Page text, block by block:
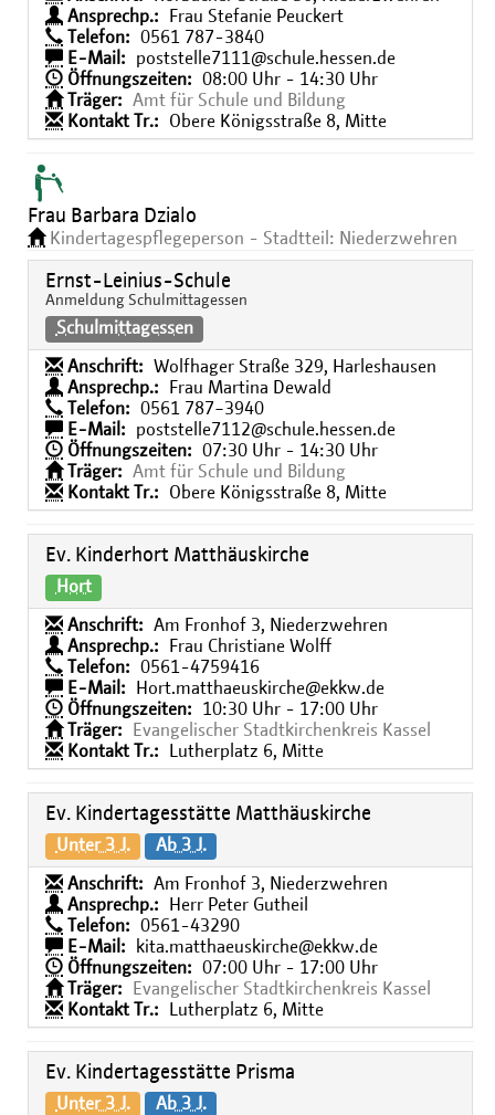
Ansprechp.:
Frau Stefanie Peuckert
Telefon:
0561 787-3840
E-Mail:
poststelle7111@schule.hessen.de
Öffnungszeiten:
08:00 Uhr - 14:30 Uhr
Träger:
Amt für Schule und Bildung
Kontakt Tr.:
Obere Königsstraße 8, Mitte
Frau Barbara Dzialo
Kindertagespflegeperson - Stadtteil: Niederzwehren
Ernst-Leinius-Schule
Anmeldung Schulmittagessen
Schulmittagessen
Anschrift:
Wolfhager Straße 329, Harleshausen
Ansprechp.:
Frau Martina Dewald
Telefon:
0561 787−3940
E-Mail:
poststelle7112@schule.hessen.de
Öffnungszeiten:
07:30 Uhr - 14:30 Uhr
Träger:
Amt für Schule und Bildung
Kontakt Tr.:
Obere Königsstraße 8, Mitte
Ev. Kinderhort Matthäuskirche
Hort
Anschrift:
Am Fronhof 3, Niederzwehren
Ansprechp.:
Frau Christiane Wolff
Telefon:
0561-4759416
E-Mail:
Hort.matthaeuskirche@ekkw.de
Öffnungszeiten:
10:30 Uhr - 17:00 Uhr
Träger:
Evangelischer Stadtkirchenkreis Kassel
Kontakt Tr.:
Lutherplatz 6, Mitte
Ev. Kindertagesstätte Matthäuskirche
Unter 3 J. Ab 3 J.
Anschrift:
Am Fronhof 3, Niederzwehren
Ansprechp.:
Herr Peter Gutheil
Telefon:
0561-43290
E-Mail:
kita.matthaeuskirche@ekkw.de
Öffnungszeiten:
07:00 Uhr - 17:00 Uhr
Träger:
Evangelischer Stadtkirchenkreis Kassel
Kontakt Tr.:
Lutherplatz 6, Mitte
Ev. Kindertagesstätte Prisma
Unter 3 J. Ab 3 J.